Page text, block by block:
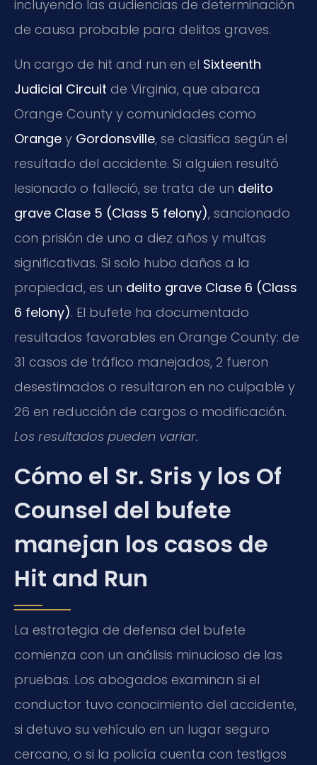
incluyendo las audiencias de determinación
de causa probable para delitos graves.
Un cargo de hit and run en el Sixteenth
Judicial Circuit de Virginia, que abarca
Orange County y comunidades como
Orange y Gordonsville, se clasifica según el
resultado del accidente. Si alguien resultó
lesionado o falleció, se trata de un delito
grave Clase 5 (Class 5 felony), sancionado
con prisión de uno a diez años y multas
significativas. Si solo hubo daños a la
propiedad, es un delito grave Clase 6 (Class
6 felony). El bufete ha documentado
resultados favorables en Orange County: de
31 casos de tráfico manejados, 2 fueron
desestimados o resultaron en no culpable y
26 en reducción de cargos o modificación.
Los resultados pueden variar.
Cómo el Sr. Sris y los Of
Counsel del bufete
manejan los casos de
Hit and Run
La estrategia de defensa del bufete
comienza con un análisis minucioso de las
pruebas. Los abogados examinan si el
conductor tuvo conocimiento del accidente,
si detuvo su vehículo en un lugar seguro
cercano, o si la policía cuenta con testigos